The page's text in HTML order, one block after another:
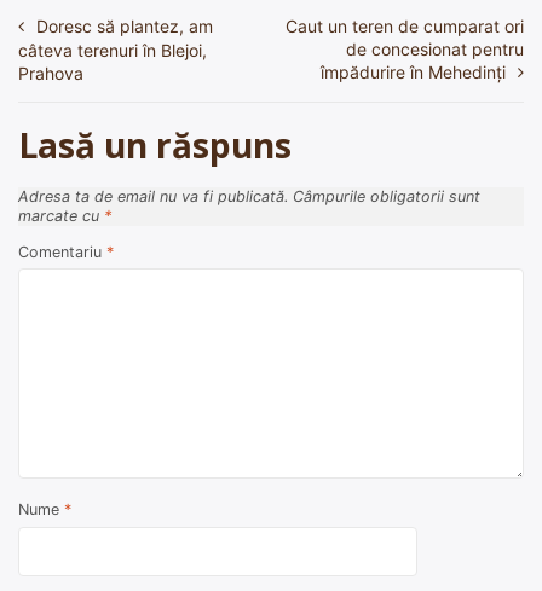
Navigare
în
Doresc să plantez, am
câteva terenuri în Blejoi,
Prahova
Caut un teren de cumparat ori
de concesionat pentru
împădurire în Mehedinți
Lasă un răspuns
Adresa ta de email nu va fi publicată. Câmpurile obligatorii sunt
marcate cu *
Comentariu *
Nume *